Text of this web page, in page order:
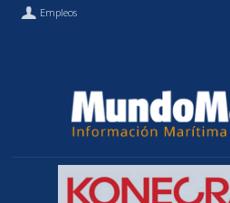
Empleos
Política de Privacidad
MundoMaritimo.cl es una marca registrada